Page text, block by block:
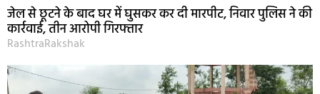
जेल से छूटने के बाद घर में घुसकर कर दी मारपीट, निवार पुलिस ने की
कार्रवाई, तीन आरोपी गिरफ्तार
RashtraRakshak